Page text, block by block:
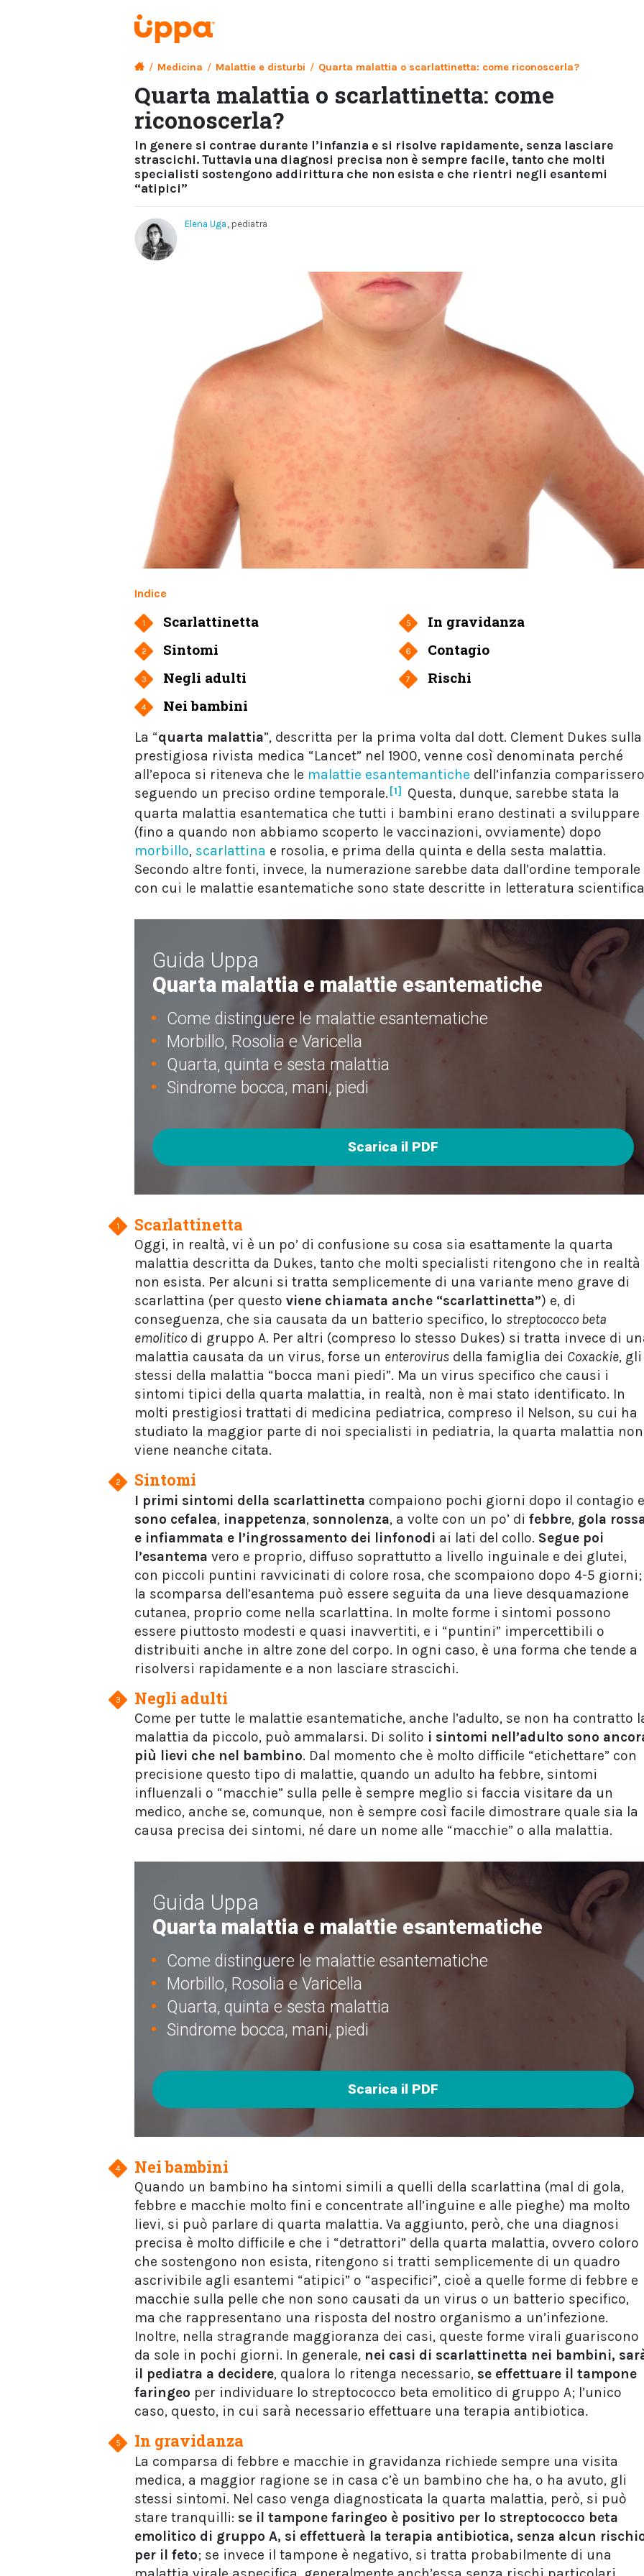
/ Medicina / Malattie e disturbi / Quarta malattia o scarlattinetta: come riconoscerla?
Quarta malattia o scarlattinetta: come
riconoscerla?
In genere si contrae durante l’infanzia e si risolve rapidamente, senza lasciare
strascichi. Tuttavia una diagnosi precisa non è sempre facile, tanto che molti
specialisti sostengono addirittura che non esista e che rientri negli esantemi
“atipici”
Elena Uga , pediatra
Indice
1 Scarlattinetta
2 Sintomi
3 Negli adulti
4 Nei bambini
5 In gravidanza
6 Contagio
7 Rischi
La “quarta malattia”, descritta per la prima volta dal dott. Clement Dukes sulla
prestigiosa rivista medica “Lancet” nel 1900, venne così denominata perché
all’epoca si riteneva che le malattie esantemantiche dell’infanzia comparissero
seguendo un preciso ordine temporale.[1]
Questa, dunque, sarebbe stata la
quarta malattia esantematica che tutti i bambini erano destinati a sviluppare
(fino a quando non abbiamo scoperto le vaccinazioni, ovviamente) dopo
morbillo, scarlattina e rosolia, e prima della quinta e della sesta malattia.
Secondo altre fonti, invece, la numerazione sarebbe data dall’ordine temporale
con cui le malattie esantematiche sono state descritte in letteratura
Guida Uppa
Quarta malattia e malattie esantematiche
Come distinguere le malattie esantematiche
Morbillo, Rosolia e Varicella
Quarta, quinta e sesta malattia
Sindrome bocca, mani, piedi
Scarica il PDF
Scarlattinetta
Oggi, in realtà, vi è un po’ di confusione su cosa sia esattamente la quarta
malattia descritta da Dukes, tanto che molti specialisti ritengono che in realtà
non esista. Per alcuni si tratta semplicemente di una variante meno grave di
scarlattina (per questo viene chiamata anche “scarlattinetta”) e, di
conseguenza, che sia causata da un batterio specifico, lo streptococco beta
emolitico di gruppo A. Per altri (compreso lo stesso Dukes) si tratta invece di
malattia causata da un virus, forse un enterovirus della famiglia dei Coxackie, gli
stessi della malattia “bocca mani piedi”. Ma un virus specifico che causi i
sintomi tipici della quarta malattia, in realtà, non è mai stato identificato. In
molti prestigiosi trattati di medicina pediatrica, compreso il Nelson, su cui ha
studiato la maggior parte di noi specialisti in pediatria, la quarta malattia non
viene neanche citata.
Sintomi
I primi sintomi della scarlattinetta compaiono pochi giorni dopo il contagio e
sono cefalea, inappetenza, sonnolenza, a volte con un po’ di febbre, gola
e infiammata e l’ingrossamento dei linfonodi ai lati del collo. Segue poi
l’esantema vero e proprio, diffuso soprattutto a livello inguinale e dei glutei,
con piccoli puntini ravvicinati di colore rosa, che scompaiono dopo 4-5 giorni;
la scomparsa dell’esantema può essere seguita da una lieve desquamazione
cutanea, proprio come nella scarlattina. In molte forme i sintomi possono
essere piuttosto modesti e quasi inavvertiti, e i “puntini” impercettibili o
distribuiti anche in altre zone del corpo. In ogni caso, è una forma che tende a
risolversi rapidamente e a non lasciare strascichi.
Negli adulti
Come per tutte le malattie esantematiche, anche l’adulto, se non ha contratto
malattia da piccolo, può ammalarsi. Di solito i sintomi nell’adulto sono
più lievi che nel bambino. Dal momento che è molto difficile “etichettare” con
precisione questo tipo di malattie, quando un adulto ha febbre, sintomi
influenzali o “macchie” sulla pelle è sempre meglio si faccia visitare da un
medico, anche se, comunque, non è sempre così facile dimostrare quale sia la
causa precisa dei sintomi, né dare un nome alle “macchie” o alla malattia.
Guida Uppa
Quarta malattia e malattie esantematiche
Come distinguere le malattie esantematiche
Morbillo, Rosolia e Varicella
Quarta, quinta e sesta malattia
Sindrome bocca, mani, piedi
Scarica il PDF
Nei bambini
Quando un bambino ha sintomi simili a quelli della scarlattina (mal di gola,
febbre e macchie molto fini e concentrate all’inguine e alle pieghe) ma molto
lievi, si può parlare di quarta malattia. Va aggiunto, però, che una diagnosi
precisa è molto difficile e che i “detrattori” della quarta malattia, ovvero coloro
che sostengono non esista, ritengono si tratti semplicemente di un quadro
ascrivibile agli esantemi “atipici” o “aspecifici”, cioè a quelle forme di febbre e
macchie sulla pelle che non sono causati da un virus o un batterio specifico,
ma che rappresentano una risposta del nostro organismo a un’infezione.
Inoltre, nella stragrande maggioranza dei casi, queste forme virali guariscono
da sole in pochi giorni. In generale, nei casi di scarlattinetta nei bambini,
il pediatra a decidere, qualora lo ritenga necessario, se effettuare il tampone
faringeo per individuare lo streptococco beta emolitico di gruppo A; l’unico
caso, questo, in cui sarà necessario effettuare una terapia antibiotica.
In gravidanza
La comparsa di febbre e macchie in gravidanza richiede sempre una visita
medica, a maggior ragione se in casa c’è un bambino che ha, o ha avuto, gli
stessi sintomi. Nel caso venga diagnosticata la quarta malattia, però, si può
stare tranquilli: se il tampone faringeo è positivo per lo streptococco beta
emolitico di gruppo A, si effettuerà la terapia antibiotica, senza alcun
per il feto; se invece il tampone è negativo, si tratta probabilmente di una